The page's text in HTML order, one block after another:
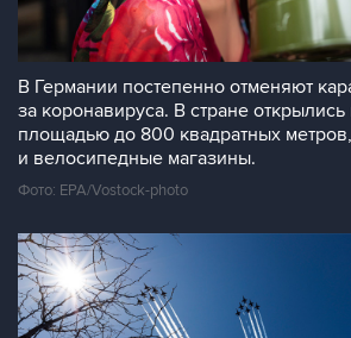
В Германии постепенно отменяют
за коронавируса. В стране
площадью до 800 квадратных
и велосипедные магазины.
Фото: EPA/Vostock-photo